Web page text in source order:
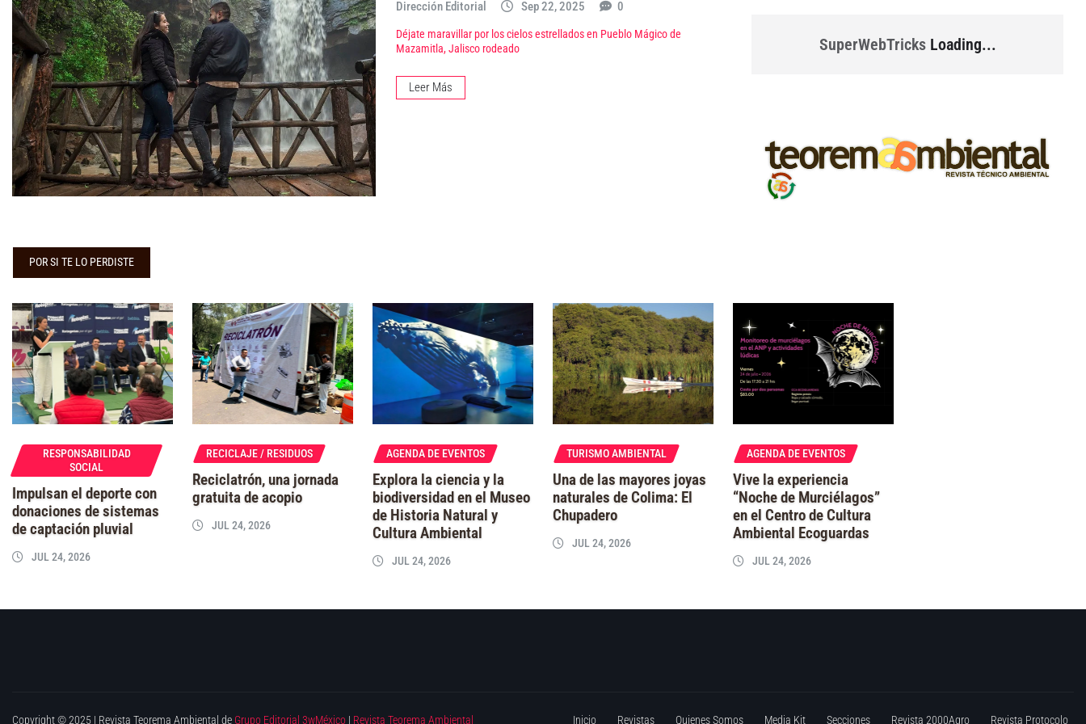
Dirección Editorial Sep 22, 2025 0
Déjate maravillar por los cielos estrellados en Pueblo Mágico de
Mazamitla, Jalisco rodeado
Leer Más
SuperWebTricksLoading...
POR SI TE LO PERDISTE
RESPONSABILIDAD
SOCIAL
Impulsan el deporte con
donaciones de sistemas
de captación pluvial
JUL 24, 2026
RECICLAJE / RESIDUOS
Reciclatrón, una jornada
gratuita de acopio
JUL 24, 2026
AGENDA DE EVENTOS
Explora la ciencia y la
biodiversidad en el Museo
de Historia Natural y
Cultura Ambiental
JUL 24, 2026
TURISMO AMBIENTAL
Una de las mayores joyas
naturales de Colima: El
Chupadero
JUL 24, 2026
AGENDA DE EVENTOS
Vive la experiencia
“Noche de Murciélagos”
en el Centro de Cultura
Ambiental Ecoguardas
JUL 24, 2026
Copyright © 2025 | Revista Teorema Ambiental de Grupo Editorial 3wMéxico | Revista Teorema Ambiental Inicio Revistas Quienes Somos Media Kit Secciones Revista 2000Agro Revista Protocolo